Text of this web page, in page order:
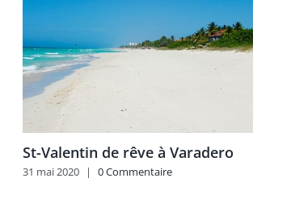
St-Valentin de rêve à Varadero
31 mai 2020 | 0 Commentaire